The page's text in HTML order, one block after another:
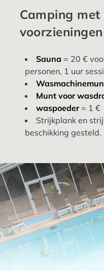
Camping met
Sauna = 20 €
personen, 1 uur
Munt voor
waspoeder= 1 €
Strijkplank en
beschikking gesteld.